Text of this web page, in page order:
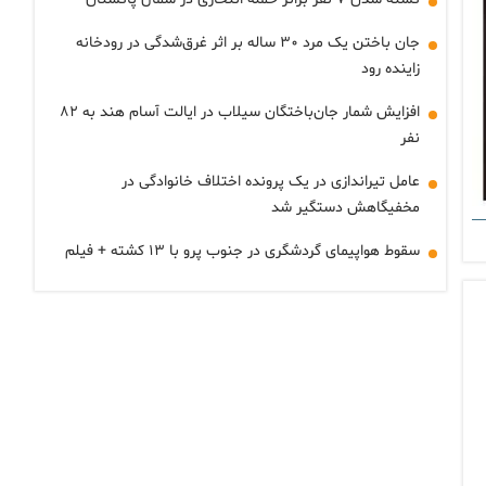
جان باختن یک مرد ۳۰ ساله بر اثر غرق‌شدگی در رودخانه
زاینده رود
افزایش شمار جان‌باختگان سیلاب در ایالت آسام هند به ۸۲
نفر
عامل تیراندازی در یک پرونده اختلاف خانوادگی در
مخفیگاهش دستگیر شد
سقوط هواپیمای گردشگری در جنوب پرو با ۱۳ کشته + فیلم